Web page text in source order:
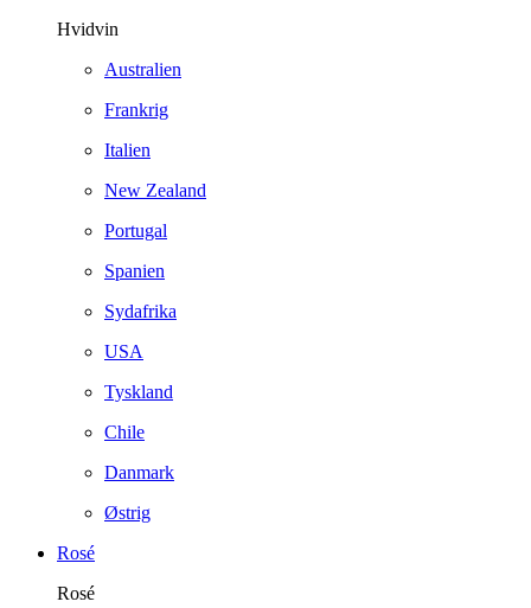
Hvidvin
Australien
Frankrig
Italien
New Zealand
Portugal
Spanien
Sydafrika
USA
Tyskland
Chile
Danmark
Østrig
Rosé
Rosé